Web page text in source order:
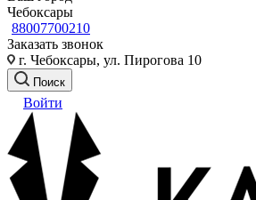
Чебоксары
88007700210
Заказать звонок
г. Чебоксары, ул. Пирогова 10
Поиск
Войти